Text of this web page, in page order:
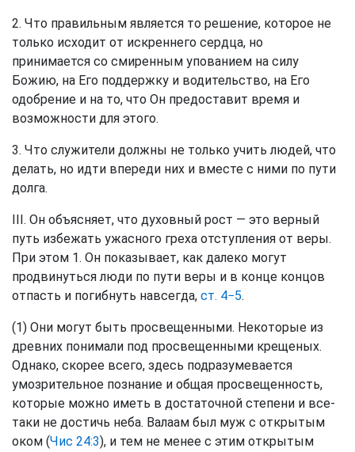
2. Что правильным является то решение, которое не
только исходит от искреннего сердца, но
принимается со смиренным упованием на силу
Божию, на Его поддержку и водительство, на Его
одобрение и на то, что Он предоставит время и
возможности для этого.
3. Что служители должны не только учить людей, что
делать, но идти впереди них и вместе с ними по пути
долга.
III. Он объясняет, что духовный рост — это верный
путь избежать ужасного греха отступления от веры.
При этом 1. Он показывает, как далеко могут
продвинуться люди по пути веры и в конце концов
отпасть и погибнуть навсегда, ст. 4−5.
(1) Они могут быть просвещенными. Некоторые из
древних понимали под просвещенными крещеных.
Однако, скорее всего, здесь подразумевается
умозрительное познание и общая просвещенность,
которые можно иметь в достаточной степени и все-
таки не достичь неба. Валаам был муж с открытым
оком (Чис 24:3), и тем не менее с этим открытым